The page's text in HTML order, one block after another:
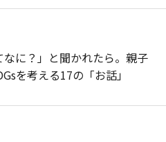
なに？」と聞かれたら。親子
を考える17の「お話」